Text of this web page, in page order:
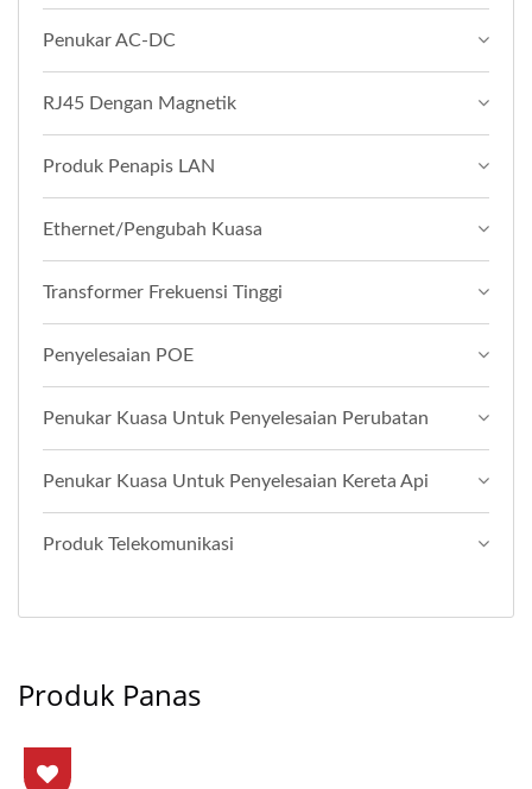
Penukar AC-DC
RJ45 Dengan Magnetik
Produk Penapis LAN
Ethernet/Pengubah Kuasa
Transformer Frekuensi Tinggi
Penyelesaian POE
Penukar Kuasa Untuk Penyelesaian Perubatan
Penukar Kuasa Untuk Penyelesaian Kereta Api
Produk Telekomunikasi
Produk Panas